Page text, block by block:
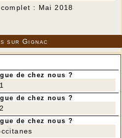
: Mai 2018
sur Gignac
de chez nous ?
de chez nous ?
de chez nous ?